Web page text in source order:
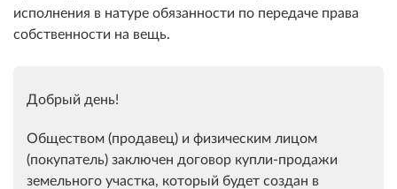
исполнения в натуре обязанности по передаче права
собственности на вещь.
Добрый день!
Обществом (продавец) и физическим лицом
(покупатель) заключен договор купли-продажи
земельного участка, который будет создан в